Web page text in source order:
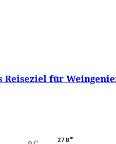
Reiseziel für
27.8 °